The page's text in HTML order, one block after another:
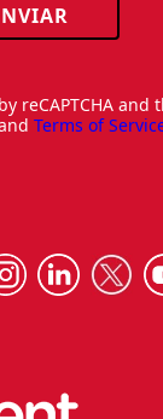
reCAPTCHA and
Terms of